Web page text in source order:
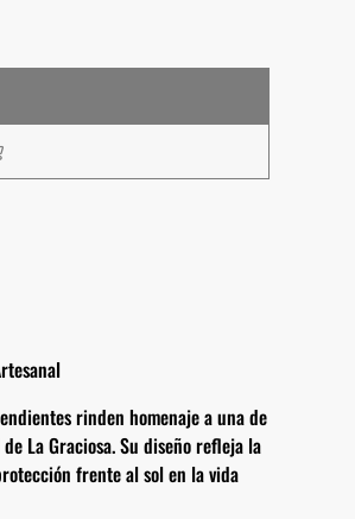
rinden homenaje a una de
La Graciosa. Su diseño refleja la
frente al sol en la vida